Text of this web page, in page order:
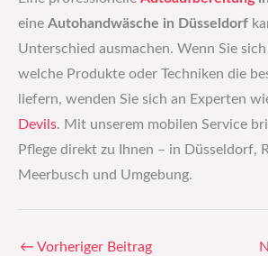
eine Autohandwäsche in Düsseldorf
Unterschied ausmachen. Wenn Sie
welche Produkte oder Techniken die
liefern, wenden Sie sich an Experten
Devils. Mit unserem mobilen Service
Pflege direkt zu Ihnen – in Düsseldorf,
Meerbusch und Umgebung.
← Vorheriger Beitrag